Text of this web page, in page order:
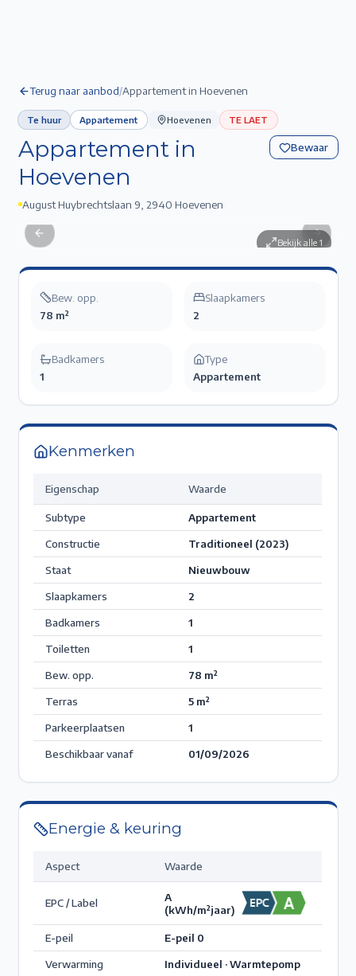
Terug naar aanbod/Appartement in Hoevenen
Te huur Appartement Hoevenen TE LAET
Appartement in
Hoevenen
Bewaar
August Huybrechtslaan 9 ,2940 Hoevenen
Previous slide Next
Bekijk alle 1
Bew. opp.
78 m²
Slaapkamers
2
Badkamers
1
Type
Appartement
Kenmerken
Eigenschap Waarde
Subtype
Appartement
Constructie
Traditioneel (2023)
Staat
Nieuwbouw
Slaapkamers
2
Badkamers
1
Toiletten
1
Bew. opp.
78 m²
Terras
5 m²
Parkeerplaatsen
1
Beschikbaar vanaf
01/09/2026
Energie & keuring
Aspect Waarde
EPC / Label
A
(kWh/m²jaar)
E-peil
E-peil 0
Verwarming
Individueel · Warmtepomp